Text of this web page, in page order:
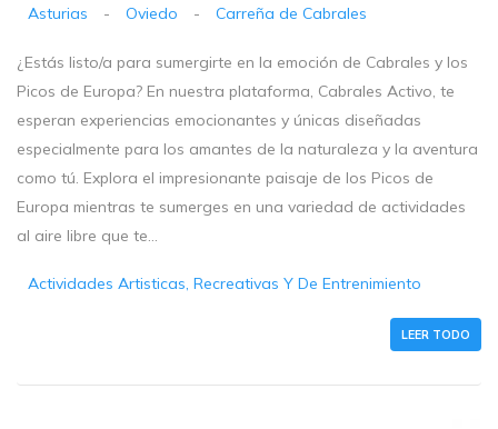
Asturias - Oviedo - Carreña de Cabrales
¿Estás listo/a para sumergirte en la emoción de Cabrales y los
Picos de Europa? En nuestra plataforma, Cabrales Activo, te
esperan experiencias emocionantes y únicas diseñadas
especialmente para los amantes de la naturaleza y la aventura
como tú. Explora el impresionante paisaje de los Picos de
Europa mientras te sumerges en una variedad de actividades
al aire libre que te...
Actividades Artisticas, Recreativas Y De Entrenimiento
LEER TODO